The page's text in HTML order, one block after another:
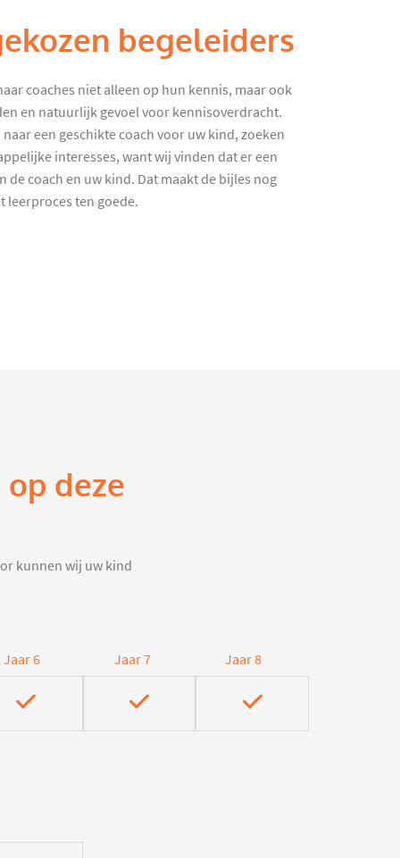
begeleiders
coaches niet alleen op hun kennis, maar ook
en natuurlijk gevoel voor kennisoverdracht.
een geschikte coach voor uw kind, zoeken
interesses, want wij vinden dat er een
de coach en uw kind. Dat maakt de bijles nog
leerproces ten goede.
deze
kunnen wij uw kind
Jaar 6 Jaar 7 Jaar 8